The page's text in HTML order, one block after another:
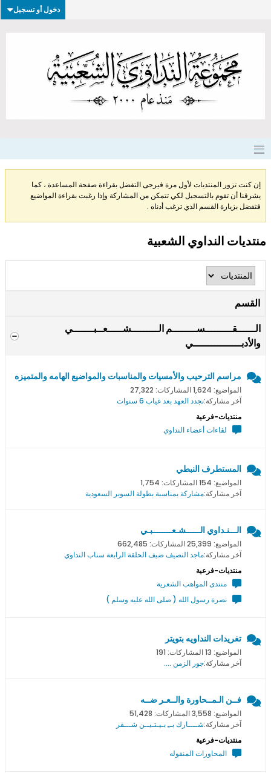
دخول أو تسجيل
إن كنت تزور المنتديات لأول مرة فيرجى التفضل بقراءة صفحة المساعدة ، كما
يشرفنا أن تقوم بالتسجيل لكي تتمكن من المشاركة وإذا رغبت بقراءة المواضيع
فتفضل بزيارة القسم الذي ترغب أدناه .
منتديات النداوي الشعبية
القسم
الــــــقـــــــــســــــــم الـــــــــشـــــعــبـــــــي
والأدبــــــــــــــــي
مراسم الترحيب والأمسيات والمناسبات والمواضيع الهامه والمتميزه
المواضيع: 1,624 المشاركات: 27,322
آخر مشاركة:نجدد العهد بعد غياب 6 سنوات
منتديات-فرعية
لقاءات أعضاء النداوي
المستطرف النبطي
المواضيع: 154 المشاركات: 1,754
آخر مشاركة:مشاركة بمناسبة بطولة السوبر السعودية
الـــنـداوي الــــــشـعــــــــبـي
المواضيع: 25,399 المشاركات: 662,485
آخر مشاركة:ماجد النصيف ضيف الحلقة الرابعة سناب النداوي
منتديات-فرعية
منتدى المواهب الشعرية
نصرة رسول الله ( صلى الله عليه وسلم )
تغريدات النداويه بتويتر
المواضيع: 13 المشاركات: 191
آخر مشاركة:جور الزمن ....
فــن الـمــحاورة والــعـر ضــه
المواضيع: 3,558 المشاركات: 51,428
آخر مشاركة:شــــارك بــِ بـيـتـيــن شـــقر
منتديات-فرعية
المحاورات المنقوله